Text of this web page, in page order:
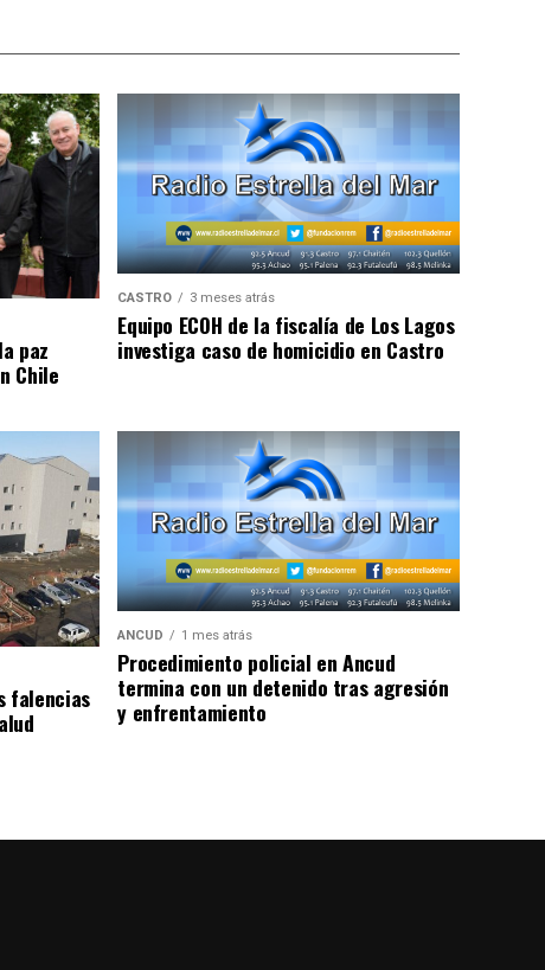
paz
Chile
CASTRO 3 meses atrás
Equipo ECOH de la fiscalía de Los Lagos
investiga caso de homicidio en Castro
falencias
ANCUD 1 mes atrás
Procedimiento policial en Ancud
termina con un detenido tras agresión
y enfrentamiento